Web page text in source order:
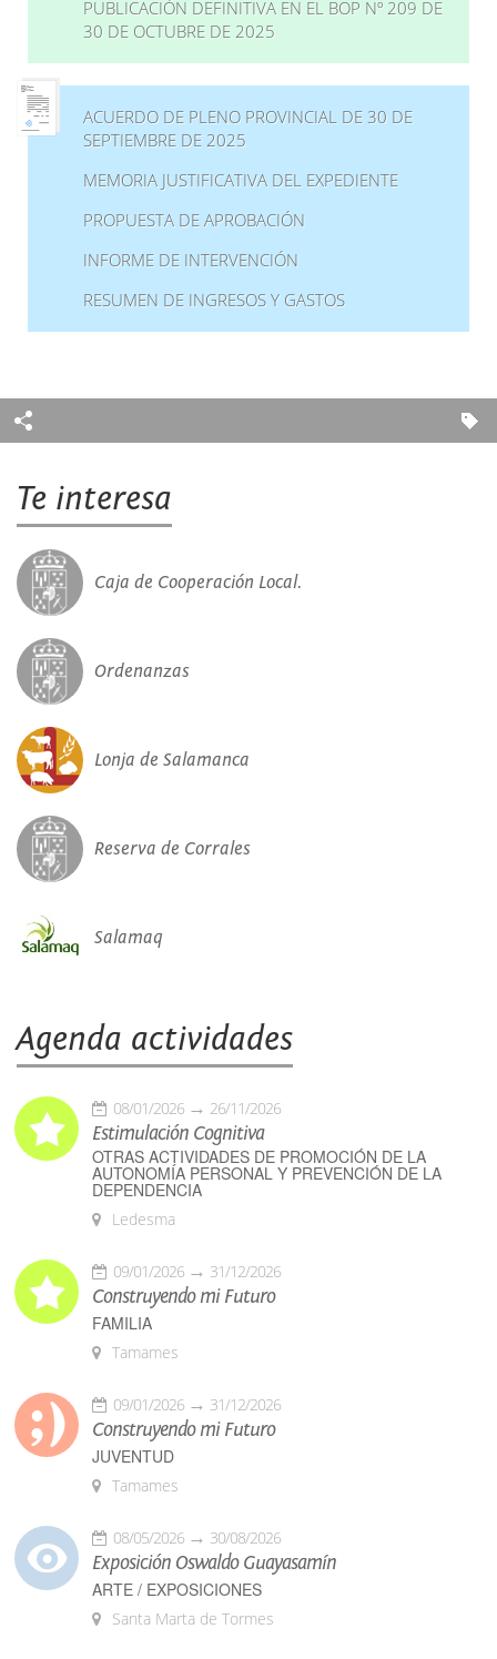
PUBLICACIÓN DEFINITIVA EN EL BOP Nº 209 DE
30 DE OCTUBRE DE 2025
ACUERDO DE PLENO PROVINCIAL DE 30 DE
SEPTIEMBRE DE 2025
MEMORIA JUSTIFICATIVA DEL EXPEDIENTE
PROPUESTA DE APROBACIÓN
INFORME DE INTERVENCIÓN
RESUMEN DE INGRESOS Y GASTOS
Te interesa
Caja de Cooperación Local.
Ordenanzas
Lonja de Salamanca
Reserva de Corrales
Salamaq
Agenda actividades
08/01/2026 26/11/2026
Estimulación Cognitiva
OTRAS ACTIVIDADES DE PROMOCIÓN DE LA
AUTONOMÍA PERSONAL Y PREVENCIÓN DE LA
DEPENDENCIA
Ledesma
09/01/2026 31/12/2026
Construyendo mi Futuro
FAMILIA
Tamames
09/01/2026 31/12/2026
Construyendo mi Futuro
JUVENTUD
Tamames
08/05/2026 30/08/2026
Exposición Oswaldo Guayasamín
ARTE / EXPOSICIONES
Santa Marta de Tormes